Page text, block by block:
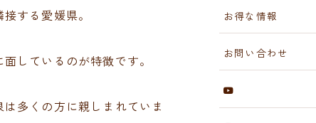
する愛媛県。
しているのが特徴です。
多くの方に親しまれていま
お得な情報
お問い合わせ